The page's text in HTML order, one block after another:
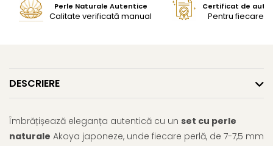
Perle Naturale Autentice
Calitate verificată manual
Certificat de
Pentru fiecare
DESCRIERE
Îmbrățișează eleganța autentică cu un set cu perle
naturale Akoya japoneze, unde fiecare perlă, de 7-7,5 mm